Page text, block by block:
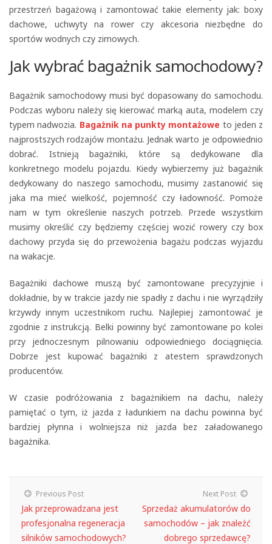
przestrzeń bagażową i zamontować takie elementy jak: boxy
dachowe, uchwyty na rower czy akcesoria niezbędne do
sportów wodnych czy zimowych.
Jak wybrać bagażnik samochodowy?
Bagażnik samochodowy musi być dopasowany do samochodu.
Podczas wyboru należy się kierować marką auta, modelem czy
typem nadwozia. Bagażnik na punkty montażowe to jeden z
najprostszych rodzajów montażu. Jednak warto je odpowiednio
dobrać. Istnieją bagażniki, które są dedykowane dla
konkretnego modelu pojazdu. Kiedy wybierzemy już bagażnik
dedykowany do naszego samochodu, musimy zastanowić się
jaka ma mieć wielkość, pojemność czy ładowność. Pomoże
nam w tym określenie naszych potrzeb. Przede wszystkim
musimy określić czy będziemy częściej wozić rowery czy box
dachowy przyda się do przewożenia bagażu podczas wyjazdu
na wakacje.
Bagażniki dachowe muszą być zamontowane precyzyjnie i
dokładnie, by w trakcie jazdy nie spadły z dachu i nie wyrządziły
krzywdy innym uczestnikom ruchu. Najlepiej zamontować je
zgodnie z instrukcją. Belki powinny być zamontowane po kolei
przy jednoczesnym pilnowaniu odpowiedniego dociągnięcia.
Dobrze jest kupować bagażniki z atestem sprawdzonych
producentów.
W czasie podróżowania z bagażnikiem na dachu, należy
pamiętać o tym, iż jazda z ładunkiem na dachu powinna być
bardziej płynna i wolniejsza niż jazda bez załadowanego
bagażnika.
Previous Post
Jak przeprowadzana jest
profesjonalna regeneracja
silników samochodowych?
Next Post
Sprzedaż akumulatorów do
samochodów – jak znaleźć
dobrego sprzedawcę?